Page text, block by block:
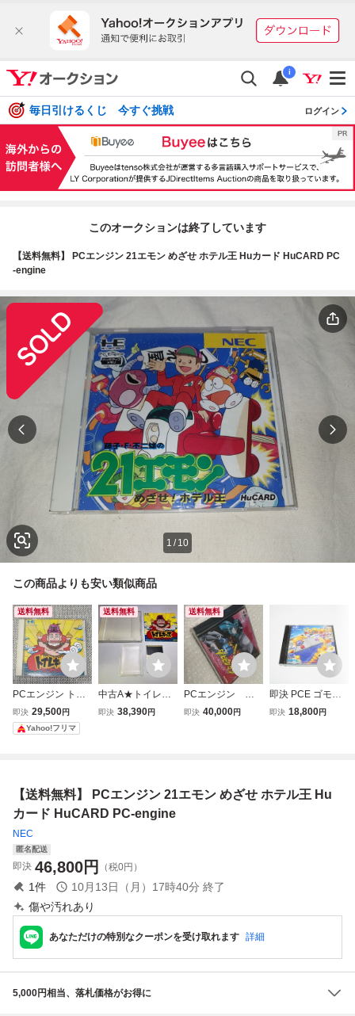
i
毎日引けるくじ 今すぐ挑戦 ログイン
このオークションは終了しています
【送料無料】 PCエンジン 21エモン めざせ ホテル王 Huカード HuCARD PC
-engine
1 / 10
この商品よりも安い類似商品
送料無料
PCエンジン トイ
レキッズ
即決 29,500円
Yahoo!フリマ
送料無料
中古A★トイレキ
ッズ★PCエンジ
即決 38,390円
送料無料
PCエンジン シ
ュビビンマン2 新
即決 40,000円
即決 PCE ゴモラ
スピード ※新品未
即決 18,800円
【送料無料】 PCエンジン 21エモン めざせ ホテル王 Hu
カード HuCARD PC-engine
NEC
匿名配送
即決 46,800円 （税0円）
1件 10月13日（月）17時40分 終了
傷や汚れあり
あなただけの特別なクーポンを受け取れます 詳細
5,000円相当、落札価格がお得に